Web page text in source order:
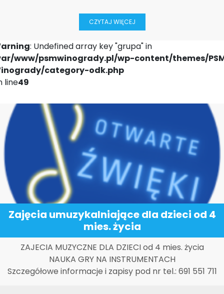
CZYTAJ WIĘCEJ
: Undefined array key "grupa" in
www/psmwinogrady.pl/wp-content/themes/
category-odk.php
line49
Zajęcia umuzykalniające dla dzieci od 4
mies. życia
ZAJECIA MUZYCZNE DLA DZIECI od 4 mies. życia
NAUKA GRY NA INSTRUMENTACH
Szczegółowe informacje i zapisy pod nr tel.: 691 551 711